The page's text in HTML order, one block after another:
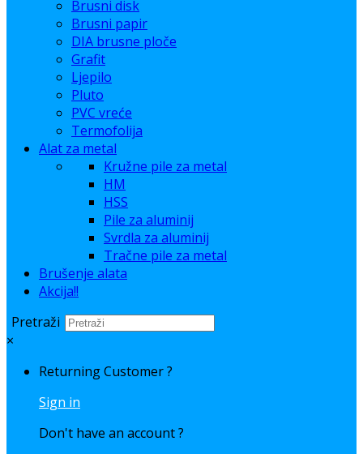
Brusni disk
Brusni papir
DIA brusne ploče
Grafit
Ljepilo
Pluto
PVC vreće
Termofolija
Alat za metal
Kružne pile za metal
HM
HSS
Pile za aluminij
Svrdla za aluminij
Tračne pile za metal
Brušenje alata
Akcija!!
Pretraži
×
Returning Customer ?
Sign in
Don't have an account ?